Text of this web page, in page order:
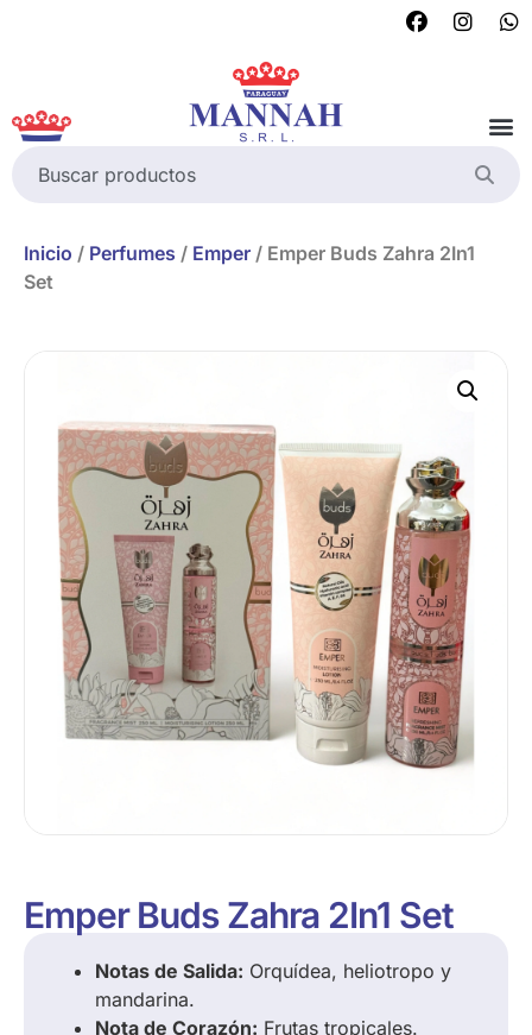
Inicio / Perfumes / Emper / Emper Buds Zahra 2In1
Set
Emper Buds Zahra 2In1 Set
Notas de Salida: Orquídea, heliotropo y
mandarina.
Nota de Corazón: Frutas tropicales.